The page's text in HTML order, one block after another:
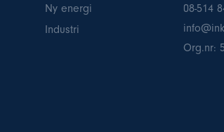
Ny energi
Industri
08-514
Org.nr: